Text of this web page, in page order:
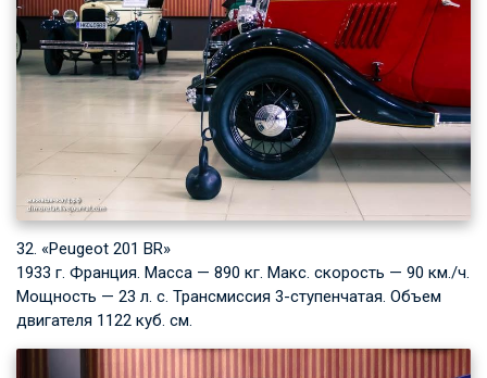
32. «Peugeot 201 BR»
1933 г. Франция. Масса — 890 кг. Макс. скорость — 90 км./ч.
Мощность — 23 л. с. Трансмиссия 3-ступенчатая. Объем
двигателя 1122 куб. см.